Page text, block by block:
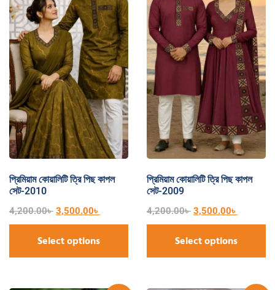
প্রিমিয়াম কোয়ালিটি ত্রি পিছ কাপল
সেট-2010
4,200.00৳ 3,500.00৳
Select options
প্রিমিয়াম কোয়ালিটি ত্রি পিছ কাপল
সেট-2009
4,200.00৳ 3,500.00৳
Select options